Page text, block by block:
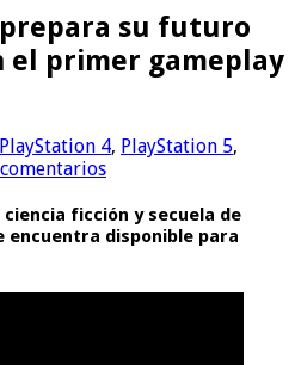
su futuro
el primer gameplay
PlayStation 4, PlayStation 5,
ficción y secuela de
encuentra disponible para